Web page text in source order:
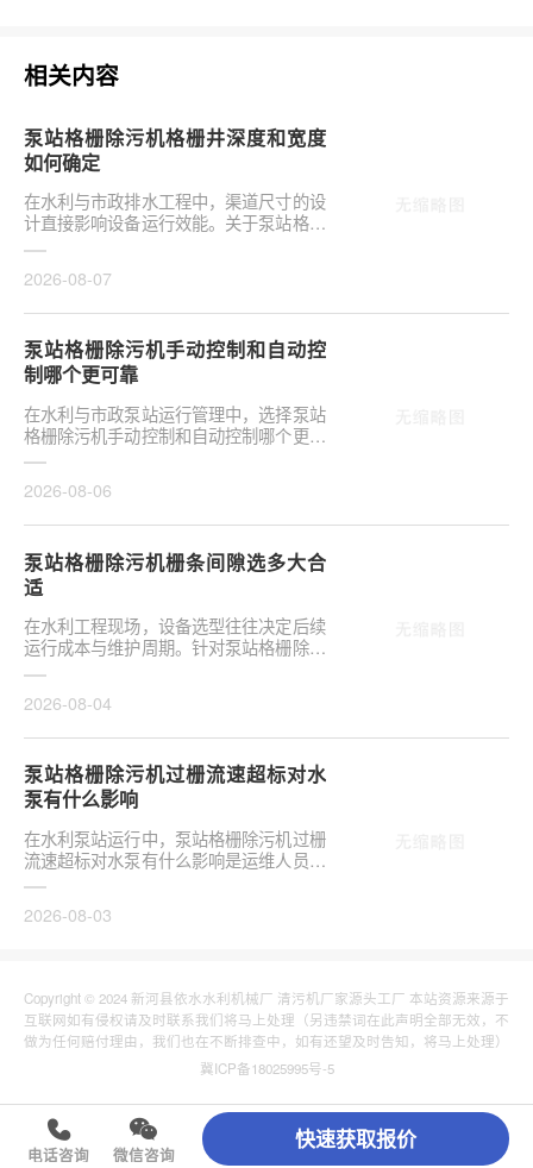
相关内容
泵站格栅除污机格栅井深度和宽度
如何确定
在水利与市政排水工程中，渠道尺寸的设
计直接影响设备运行效能。关于泵站格栅
除污机格栅井深度和宽度如何确定，是前
2026-08-07
泵站格栅除污机手动控制和自动控
制哪个更可靠
在水利与市政泵站运行管理中，选择泵站
格栅除污机手动控制和自动控制哪个更可
靠，往往是项目决策的关键环节。这并非
2026-08-06
泵站格栅除污机栅条间隙选多大合
适
在水利工程现场，设备选型往往决定后续
运行成本与维护周期。针对泵站格栅除污
机栅条间隙选多大合适，需结合具体工况
2026-08-04
泵站格栅除污机过栅流速超标对水
泵有什么影响
在水利泵站运行中，泵站格栅除污机过栅
流速超标对水泵有什么影响是运维人员关
注的核心议题。当水流通过格栅的速度超
2026-08-03
Copyright © 2024 新河县依水水利机械厂 清污机厂家源头工厂 本站资源来源于
互联网如有侵权请及时联系我们将马上处理（另违禁词在此声明全部无效，不
做为任何赔付理由，我们也在不断排查中，如有还望及时告知，将马上处理）
冀ICP备18025995号-5
电话咨询 微信咨询
快速获取报价